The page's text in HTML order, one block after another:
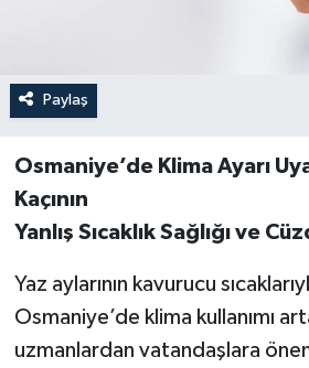
Paylaş
Osmaniye’de Klima Ayarı
Kaçının
Yanlış Sıcaklık Sağlığı ve
Yaz aylarının kavurucu
Osmaniye’de klima kullanımı
uzmanlardan vatandaşlara